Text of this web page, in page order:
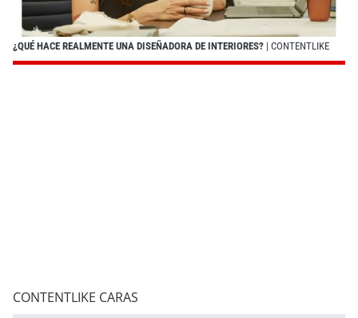
¿QUÉ HACE REALMENTE UNA DISEÑADORA DE INTERIORES? | CONTENTLIKE
CONTENTLIKE CARAS